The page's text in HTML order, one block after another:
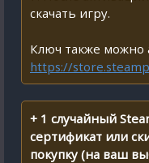
скачать игру.
Ключ также можно
https://
+ 1 случайный
сертификат или
покупку (на ваш